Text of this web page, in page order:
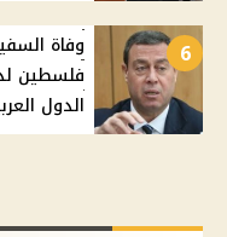
6
وفاة
فلسطين
الدول